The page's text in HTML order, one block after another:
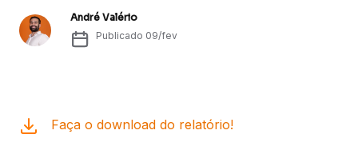
André Valério
Publicado 09/fev
Faça o download do relatório!